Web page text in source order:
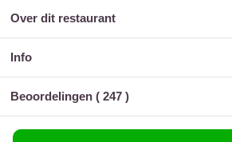
Over dit restaurant
Info
Beoordelingen ( 247 )